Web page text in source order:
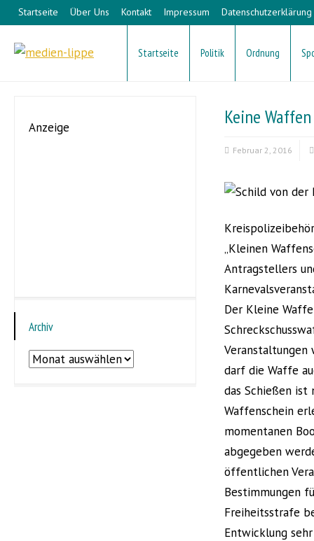
Startseite Über Uns Kontakt Impressum Datenschutzerklärung
Startseite Politik Ordnung
Keine
Februar 2, 2016
„Kleinen
Antragstellers
Der Kleine
Veranstaltungen
darf die Waffe
das Schießen
Waffenschein
momentanen
abgegeben
öffentlichen
Bestimmungen
Freiheitsstrafe
Entwicklung
Anzeige
Archiv
Archiv